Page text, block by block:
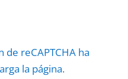
de reCAPTCHA ha
la página.